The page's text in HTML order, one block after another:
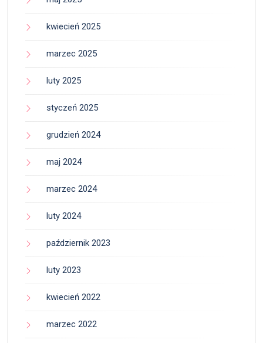
kwiecień 2025
marzec 2025
luty 2025
styczeń 2025
grudzień 2024
maj 2024
marzec 2024
luty 2024
październik 2023
luty 2023
kwiecień 2022
marzec 2022